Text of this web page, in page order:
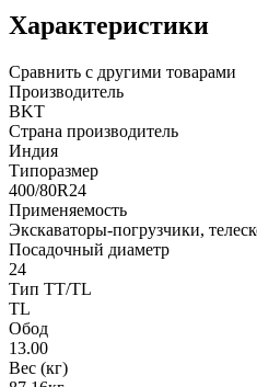
Характеристики
Сравнить с другими товарами
Производитель
BKT
Страна производитель
Индия
Типоразмер
400/80R24
Применяемость
Экскаваторы-погрузчики,
Посадочный диаметр
24
Тип TT/TL
TL
Обод
13.00
Вес (кг)